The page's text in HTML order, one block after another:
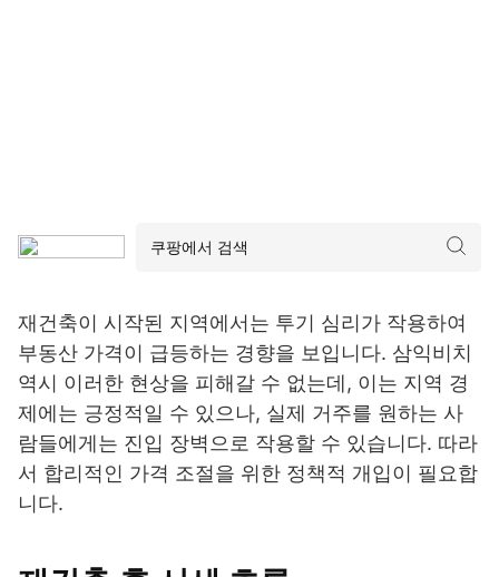
재건축이 시작된 지역에서는 투기 심리가 작용하여
부동산 가격이 급등하는 경향을 보입니다. 삼익비치
역시 이러한 현상을 피해갈 수 없는데, 이는 지역 경
제에는 긍정적일 수 있으나, 실제 거주를 원하는 사
람들에게는 진입 장벽으로 작용할 수 있습니다. 따라
서 합리적인 가격 조절을 위한 정책적 개입이 필요합
니다.